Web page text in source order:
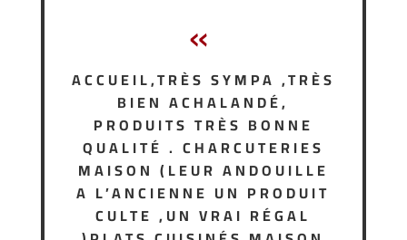
«
ACCUEIL,TRÈS SYMPA ,TRÈS
BIEN ACHALANDÉ,
PRODUITS TRÈS BONNE
QUALITÉ . CHARCUTERIES
MAISON (LEUR ANDOUILLE
A L’ANCIENNE UN PRODUIT
CULTE ,UN VRAI RÉGAL